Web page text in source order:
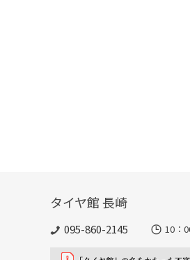
タイヤ館 長崎
095-860-2145 10：